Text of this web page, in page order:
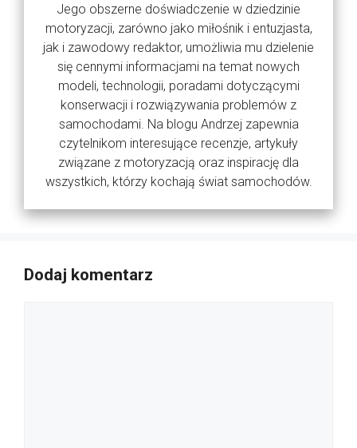
Jego obszerne doświadczenie w dziedzinie
motoryzacji, zarówno jako miłośnik i entuzjasta,
jak i zawodowy redaktor, umożliwia mu dzielenie
się cennymi informacjami na temat nowych
modeli, technologii, poradami dotyczącymi
konserwacji i rozwiązywania problemów z
samochodami. Na blogu Andrzej zapewnia
czytelnikom interesujące recenzje, artykuły
związane z motoryzacją oraz inspirację dla
wszystkich, którzy kochają świat samochodów.
Dodaj komentarz